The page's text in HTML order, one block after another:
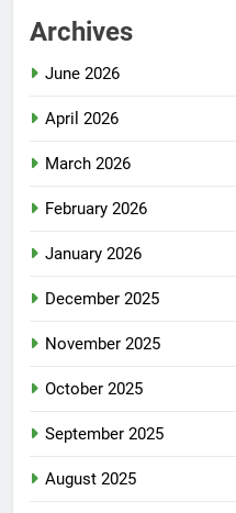
Archives
June 2026
April 2026
March 2026
February 2026
January 2026
December 2025
November 2025
October 2025
September 2025
August 2025